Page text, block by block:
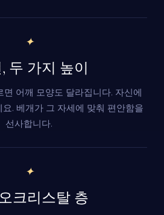
✦
두 가지 높이
면 어깨 모양도 달라집니다. 자신에
. 베개가 그 자세에 맞춰 편안함을
선사합니다.
✦
크리스탈 층